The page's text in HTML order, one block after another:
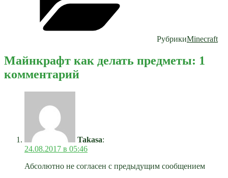
РубрикиMinecraft
Майнкрафт как делать предметы: 1
комментарий
Takasa:
24.08.2017 в 05:46
Абсолютно не согласен с предыдущим сообщением